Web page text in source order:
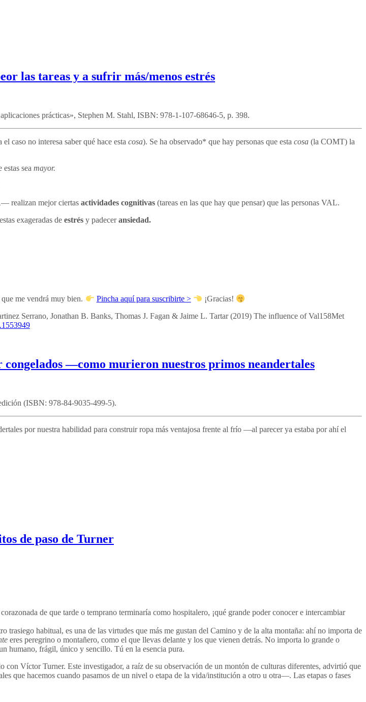
las tareas y a sufrir más/menos estrés
prácticas», Stephen M. Stahl, ISBN: 978-1-107-68646-5, p. 398.
el caso no interesa saber qué hace esta cosa). Se ha observado* que hay personas que esta cosa (la COMT) la
sea mayor.
realizan mejor ciertas actividades cognitivas (tareas en las que hay que pensar) que las personas VAL.
exageradas de estrés y padeceransiedad.
me vendrá muy bien. Pincha aquí para suscribirte >
¡Gracias!
Serrano, Jonathan B. Banks, Thomas J. Fagan & Jaime L. Tartar (2019) The influence of Val158Met
—como murieron nuestros primos neandertales
(ISBN: 978-84-9035-499-5).
por nuestra habilidad para construir ropa más ventajosa frente al frío —al parecer ya estaba por ahí el
de paso de Turner
de que tarde o temprano terminaría como hospitalero, ¡qué grande poder conocer e intercambiar
trasiego habitual, es una de las virtudes que más me gustan del Camino y de la alta montaña: ahí no importa de
eres peregrino o montañero, como el que llevas delante y los que vienen detrás. No importa lo grande o
humano, frágil, único y sencillo. Tú en la esencia pura.
Víctor Turner. Este investigador, a raíz de su observación de un montón de culturas diferentes, advirtió que
que hacemos cuando pasamos de un nivel o etapa de la vida/institución a otro u otra—. Las etapas o fases